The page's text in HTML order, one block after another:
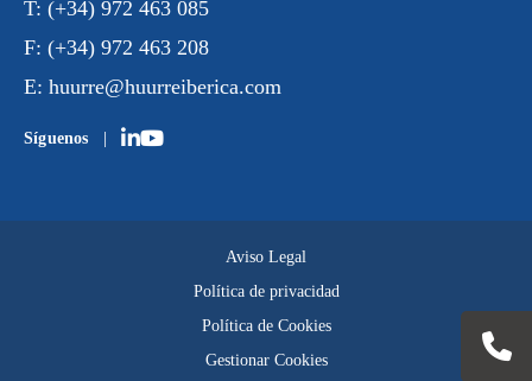
T: (+34) 972 463 085
F: (+34) 972 463 208
E: huurre@huurreiberica.com
Síguenos
Aviso Legal
Política de privacidad
Política de Cookies
Gestionar Cookies